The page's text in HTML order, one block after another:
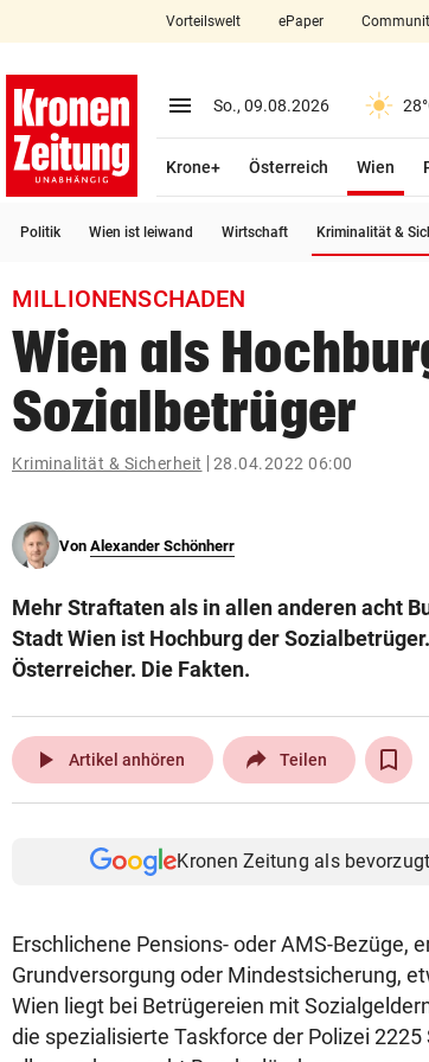
close
account_circle Anmelden
arrow_right
arrow_right
bookmark
search
Suchbegriff
eingeben
© Krone Multimedia GmbH & Co KG 2026
Vorteilswelt ePaper
menu Menü aufklappen
So., 09.08.2026
Krone+ Österreich Wien
Politik Wien ist leiwand Wirtschaft Kriminalität &
MILLIONENSCHADEN
Wien als
Sozialbetrüger
Kriminalität & Sicherheit 28.04.2022 06:00
Von Alexander Schönherr
Mehr Straftaten als in allen anderen acht
Stadt Wien ist Hochburg der
Österreicher. Die Fakten.
play_arrow Artikel anhören Teilen
Kronen Zeitung als
Erschlichene Pensions- oder AMS-Bezüge,
Grundversorgung oder Mindestsicherung,
Wien liegt bei Betrügereien mit
die spezialisierte Taskforce der Polizei